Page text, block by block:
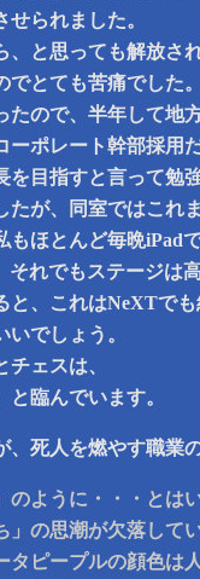
られました。
、と思っても解放さ
でとても苦痛でした
たので、半年して地
ーポレート幹部採用
を目指すと言って勉
たが、同室ではこれ
もほとんど毎晩iPad
それでもステージは
と、これはNeXTで
でしょう。
ェスは、
臨んでいます。
、死人を燃やす職業
ように・・・とは
の思潮が欠落して
ピープルの顔色は